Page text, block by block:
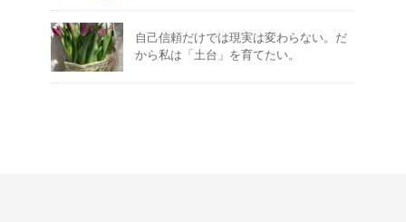
自己信頼だけでは現実は変わらない。だ
から私は「土台」を育てたい。